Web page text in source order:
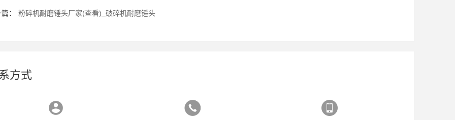
： 粉碎机耐磨锤头厂家(查看)_破碎机耐磨锤头
方式